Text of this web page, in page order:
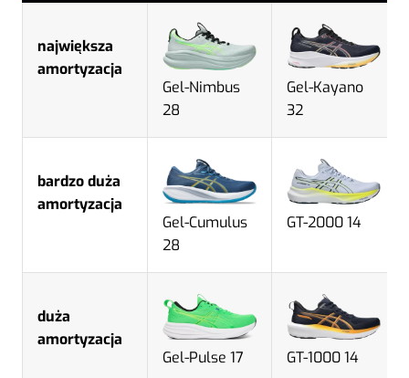
największa
amortyzacja
Gel-Nimbus
28
Gel-Kayano
32
bardzo duża
amortyzacja
Gel-Cumulus
28
GT-2000 14
duża
amortyzacja
Gel-Pulse 17
GT-1000 14